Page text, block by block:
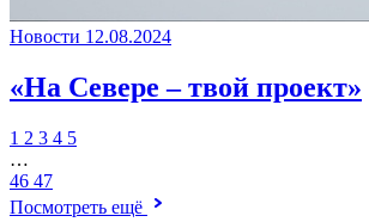
Новости 12.08.2024
«На Севере – твой проект»
1 2 3 4 5
…
46 47
Посмотреть ещё